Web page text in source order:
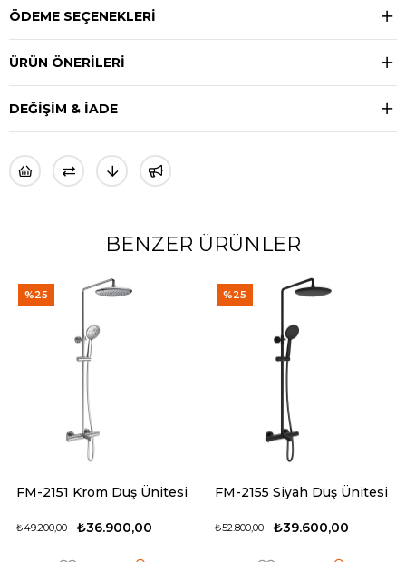
ÖDEME SEÇENEKLERI
ÜRÜN ÖNERILERI
DEĞIŞIM & İADE
BENZER ÜRÜNLER
FM-2151 Krom Duş Ünitesi
₺36.900,00
₺49.200,00
%25
FM-2155 Siyah Duş Ünitesi
₺39.600,00
₺52.800,00
%25